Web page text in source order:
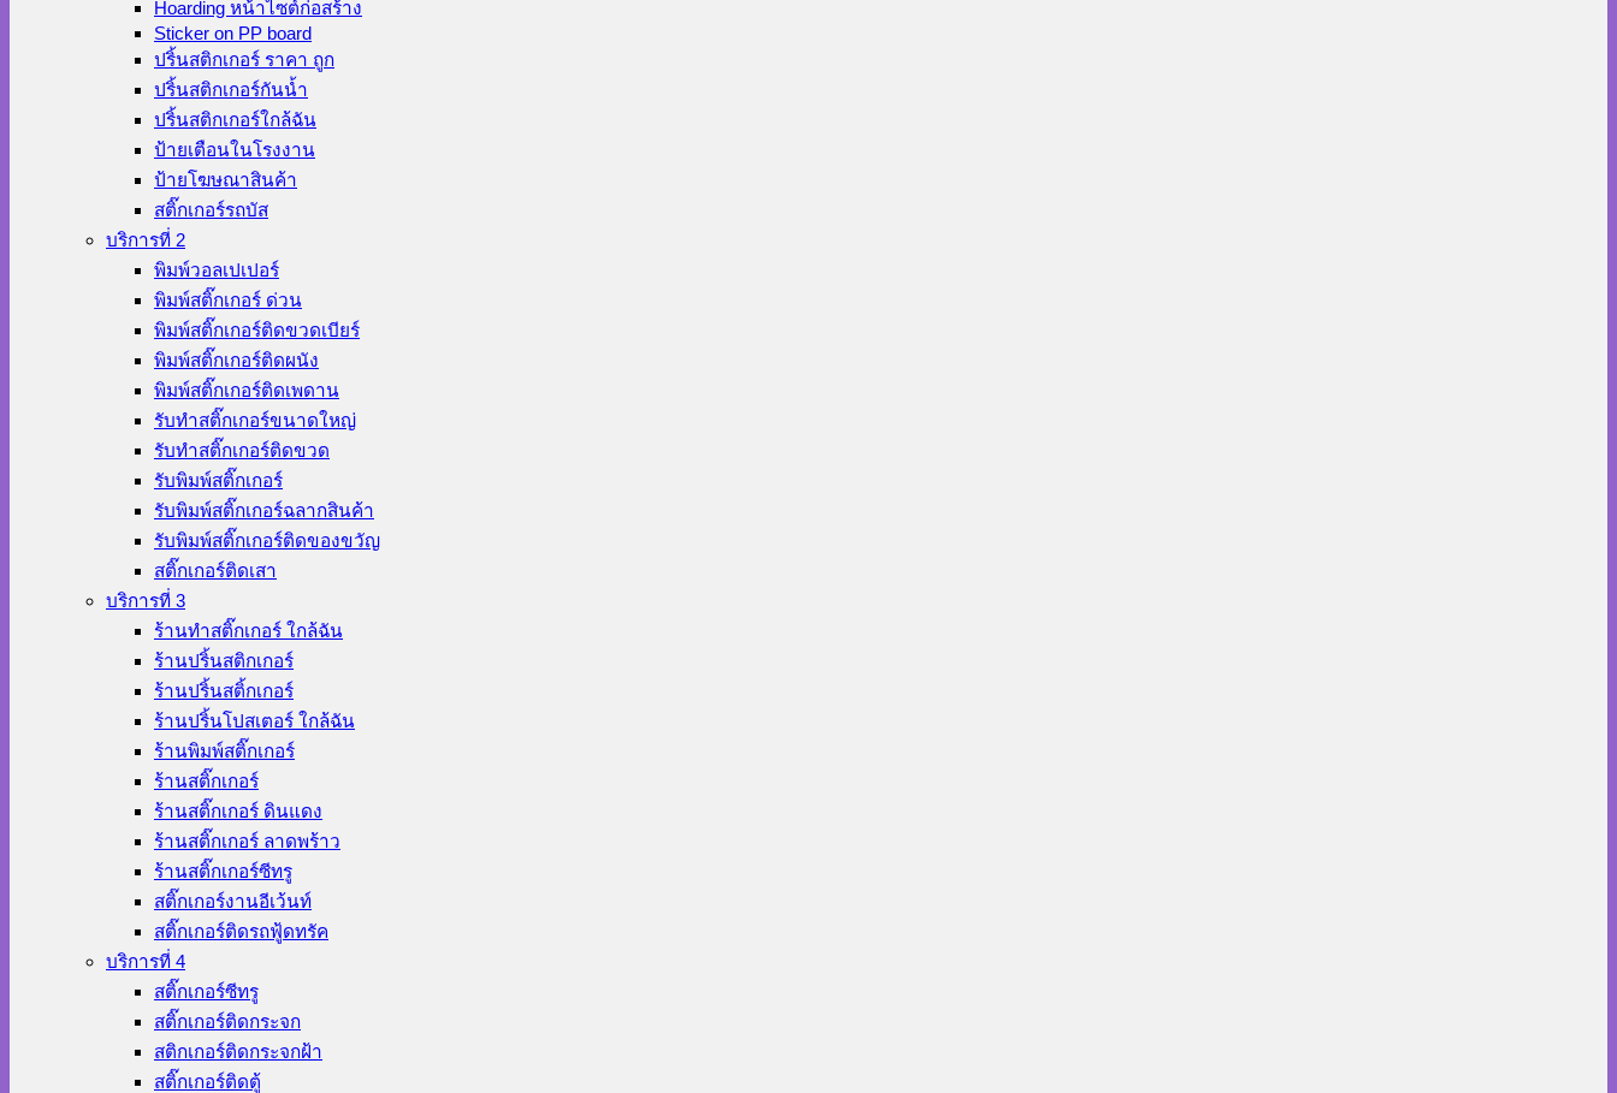
Hoarding หน้าไซต์ก่อสร้าง
Sticker on PP board
ปริ้นสติกเกอร์ ราคา ถูก
ปริ้นสติกเกอร์กันน้ำ
ปริ้นสติกเกอร์ใกล้ฉัน
ป้ายเตือนในโรงงาน
ป้ายโฆษณาสินค้า
สติ๊กเกอร์รถบัส
บริการที่ 2
พิมพ์วอลเปเปอร์
พิมพ์สติ๊กเกอร์ ด่วน
พิมพ์สติ๊กเกอร์ติดขวดเบียร์
พิมพ์สติ๊กเกอร์ติดผนัง
พิมพ์สติ๊กเกอร์ติดเพดาน
รับทำสติ๊กเกอร์ขนาดใหญ่
รับทำสติ๊กเกอร์ติดขวด
รับพิมพ์สติ๊กเกอร์
รับพิมพ์สติ๊กเกอร์ฉลากสินค้า
รับพิมพ์สติ๊กเกอร์ติดของขวัญ
สติ๊กเกอร์ติดเสา
บริการที่ 3
ร้านทําสติ๊กเกอร์ ใกล้ฉัน
ร้านปริ้นสติกเกอร์
ร้านปริ้นสติ้กเกอร์
ร้านปริ้นโปสเตอร์ ใกล้ฉัน
ร้านพิมพ์สติ๊กเกอร์
ร้านสติ๊กเกอร์
ร้านสติ๊กเกอร์ ดินแดง
ร้านสติ๊กเกอร์ ลาดพร้าว
ร้านสติ๊กเกอร์ซีทรู
สติ๊กเกอร์งานอีเว้นท์
สติ๊กเกอร์ติดรถฟู้ดทรัค
บริการที่ 4
สติ๊กเกอร์ซีทรู
สติ๊กเกอร์ติดกระจก
สติกเกอร์ติดกระจกฝ้า
สติ๊กเกอร์ติดตู้